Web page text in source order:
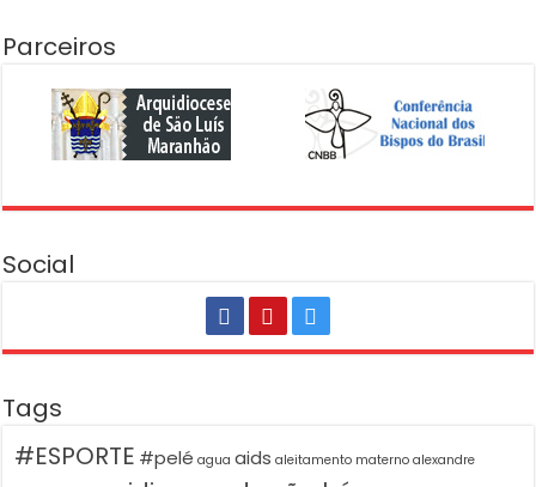
Parceiros
Social
Tags
#ESPORTE #pelé agua aids aleitamento materno alexandre